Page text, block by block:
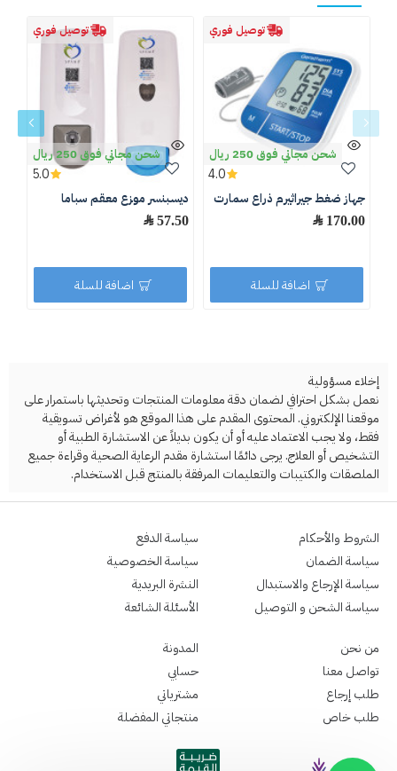
توصيل فوري
شحن مجاني فوق 250 ريال
جهاز ضغط جيراثيرم ذراع سمارت
170.00 ﷼
4.0
اضافة للسلة
توصيل فوري
شحن مجاني فوق 250 ريال
ديسبنسر موزع معقم سباما
57.50 ﷼
5.0
اضافة للسلة
إخلاء مسؤولية
نعمل بشكل احترافي لضمان دقة معلومات المنتجات وتحديثها باستمرار على
موقعنا الإلكتروني. المحتوى المقدم على هذا الموقع هو لأغراض تسويقية
فقط، ولا يجب الاعتماد عليه أو أن يكون بديلاً عن الاستشارة الطبية أو
التشخيص أو العلاج. يرجى دائمًا استشارة مقدم الرعاية الصحية وقراءة جميع
الملصقات والكتيبات والتعليمات المرفقة بالمنتج قبل الاستخدام.
الشروط والأحكام
سياسة الضمان
سياسة الإرجاع والاستبدال
سياسة الشحن و التوصيل
سياسة الدفع
سياسة الخصوصية
النشرة البريدية
الأسئلة الشائعة
من نحن
تواصل معنا
طلب إرجاع
طلب خاص
المدونة
حسابي
مشترياتي
منتجاتي المفضلة